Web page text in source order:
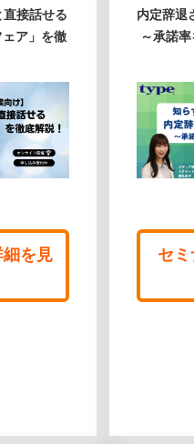
接話せる
ェア」を徹
を見
内定辞退
～承諾
セ